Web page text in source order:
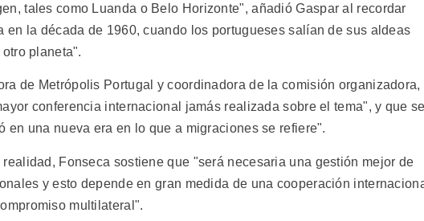
tales como Luanda o Belo Horizonte", añadió Gaspar al recordar
en la década de 1960, cuando los portugueses salían de sus aldeas
planeta".
de Metrópolis Portugal y coordinadora de la comisión organizadora,
conferencia internacional jamás realizada sobre el tema", y que
en una nueva era en lo que a migraciones se refiere".
Fonseca sostiene que "será necesaria una gestión mejor de
y esto depende en gran medida de una cooperación
multilateral".